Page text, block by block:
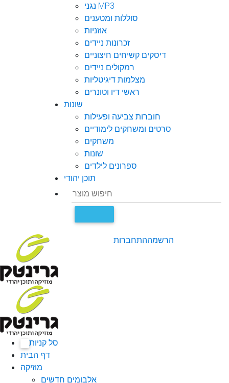
נגני MP3
סוללות ומטענים
אוזניות
זכרונות ניידים
דיסקים קשיחים חיצוניים
רמקולים ניידים
מצלמות דיגיטליות
ראשי דיו וטונרים
שונות
חוברות צביעה ופעילות
סרטים ומשחקים לימודיים
משחקים
שונות
ספרונים לילדים
תוכן יהודי
התחברותהרשמה
סל קניות
דף הבית
מוזיקה
אלבומים חדשים